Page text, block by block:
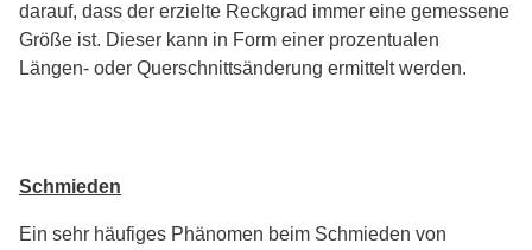
darauf, dass der erzielte Reckgrad immer eine gemessene
Größe ist. Dieser kann in Form einer prozentualen
Längen- oder Querschnittsänderung ermittelt werden.
Schmieden
Ein sehr häufiges Phänomen beim Schmieden von